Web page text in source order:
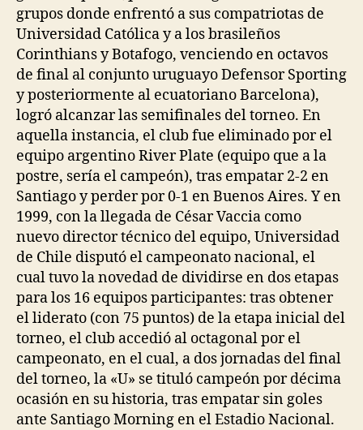
grupos donde enfrentó a sus compatriotas de
Universidad Católica y a los brasileños
Corinthians y Botafogo, venciendo en octavos
de final al conjunto uruguayo Defensor Sporting
y posteriormente al ecuatoriano Barcelona),
logró alcanzar las semifinales del torneo. En
aquella instancia, el club fue eliminado por el
equipo argentino River Plate (equipo que a la
postre, sería el campeón), tras empatar 2-2 en
Santiago y perder por 0-1 en Buenos Aires. Y en
1999, con la llegada de César Vaccia como
nuevo director técnico del equipo, Universidad
de Chile disputó el campeonato nacional, el
cual tuvo la novedad de dividirse en dos etapas
para los 16 equipos participantes: tras obtener
el liderato (con 75 puntos) de la etapa inicial del
torneo, el club accedió al octagonal por el
campeonato, en el cual, a dos jornadas del final
del torneo, la «U» se tituló campeón por décima
ocasión en su historia, tras empatar sin goles
ante Santiago Morning en el Estadio Nacional.